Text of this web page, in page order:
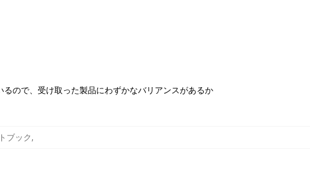
ので、受け取った製品にわずかなバリアンスがあるか
ブック,